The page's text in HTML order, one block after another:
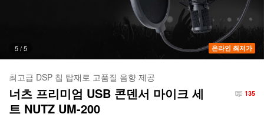
1/5 온라인 최저가
최고급 DSP 칩 탑재로 고품질 음향 제공
너츠 프리미엄 USB 콘덴서 마이크 세
트 NUTZ UM-200
135